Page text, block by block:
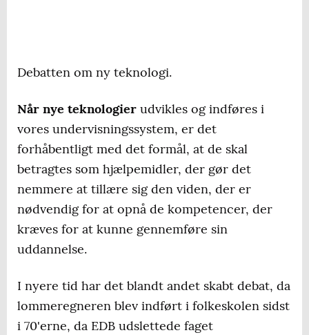
Debatten om ny teknologi.
Når nye teknologier udvikles og indføres i
vores undervisningssystem, er det
forhåbentligt med det formål, at de skal
betragtes som hjælpemidler, der gør det
nemmere at tillære sig den viden, der er
nødvendig for at opnå de kompetencer, der
kræves for at kunne gennemføre sin
uddannelse.
I nyere tid har det blandt andet skabt debat, da
lommeregneren blev indført i folkeskolen sidst
i 70'erne, da EDB udslettede faget